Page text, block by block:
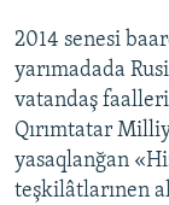
2014 senesi
yarımadada
vatandaş
Qırımtatar
yasaqlanğan
teşkilâtlarınen